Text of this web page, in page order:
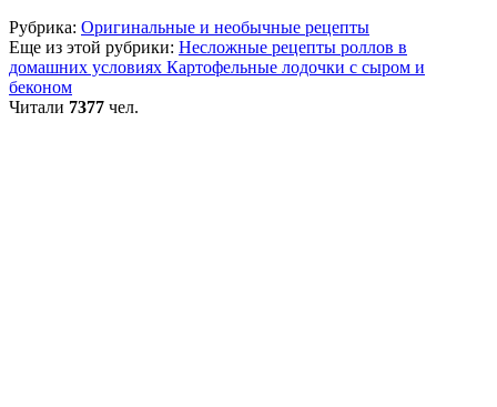
Рубрика: Оригинальные и необычные рецепты
Еще из этой рубрики: Несложные рецепты роллов в
домашних условиях Картофельные лодочки с сыром и
беконом
Читали 7377 чел.